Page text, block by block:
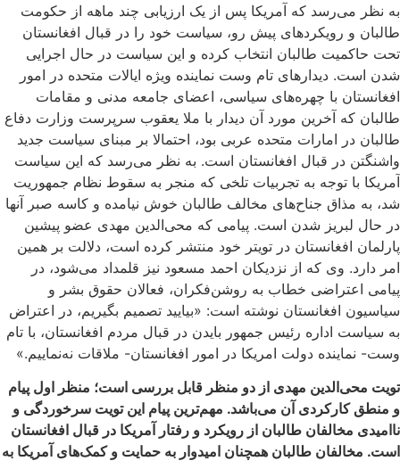
به نظر می‌رسد که آمریکا پس از یک ارزیابی چند ماهه از حکومت
طالبان و رویکردهای پیش رو، سیاست خود را در قبال افغانستان
تحت حاکمیت طالبان انتخاب کرده و این سیاست در حال اجرایی
شدن است. دیدارهای تام وست نماینده ویژه ایالات متحده در امور
افغانستان با چهره‌های سیاسی، اعضای جامعه مدنی و مقامات
طالبان که آخرین مورد آن دیدار با ملا یعقوب سرپرست وزارت دفاع
طالبان در امارات متحده عربی بود، احتمالا بر مبنای سیاست جدید
واشنگتن در قبال افغانستان است. به نظر می‌رسد که این سیاست
آمریکا با توجه به تجربیات تلخی که منجر به سقوط نظام جمهوریت
شد، به مذاق جناح‌های مخالف طالبان خوش نیامده و کاسه صبر آنها
در حال لبریز شدن است. پیامی که محی‌الدین مهدی عضو پیشین
پارلمان افغانستان در تویتر خود منتشر کرده است، دلالت بر همین
امر دارد. وی که از نزدیکان احمد مسعود نیز قلمداد می‌شود، در
پیامی اعتراضی خطاب به روشن‌فکران، فعالان حقوق بشر و
سیاسیون افغانستان نوشته است: «بیایید تصمیم بگیریم، در اعتراض
به سیاست‌ اداره رئیس جمهور بایدن در قبال مردم افغانستان، با تام
وست- نماینده دولت امریکا در امور افغانستان- ملاقات نه‌نماییم.»
تویت محی‌الدین مهدی از دو منظر قابل بررسی است؛ منظر اول پیام
و منطق کارکردی آن می‌باشد. مهم‌ترین پیام این تویت سرخوردگی و
ناامیدی مخالفان طالبان از رویکرد و رفتار آمریکا در قبال افغانستان
است. مخالفان طالبان همچنان امیدوار به حمایت و کمک‌های آمریکا به